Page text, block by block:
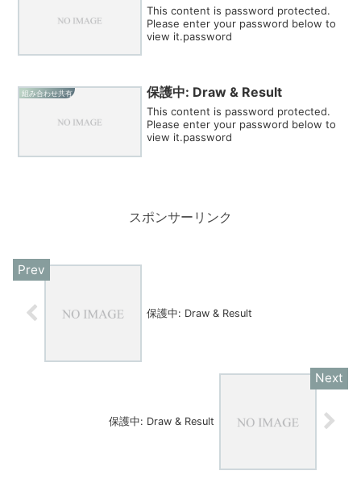
This content is password protected.
Please enter your password below to
view it.password
組み合わせ共有 保護中: Draw & Result
This content is password protected.
Please enter your password below to
view it.password
スポンサーリンク
保護中: Draw & Result
保護中: Draw & Result